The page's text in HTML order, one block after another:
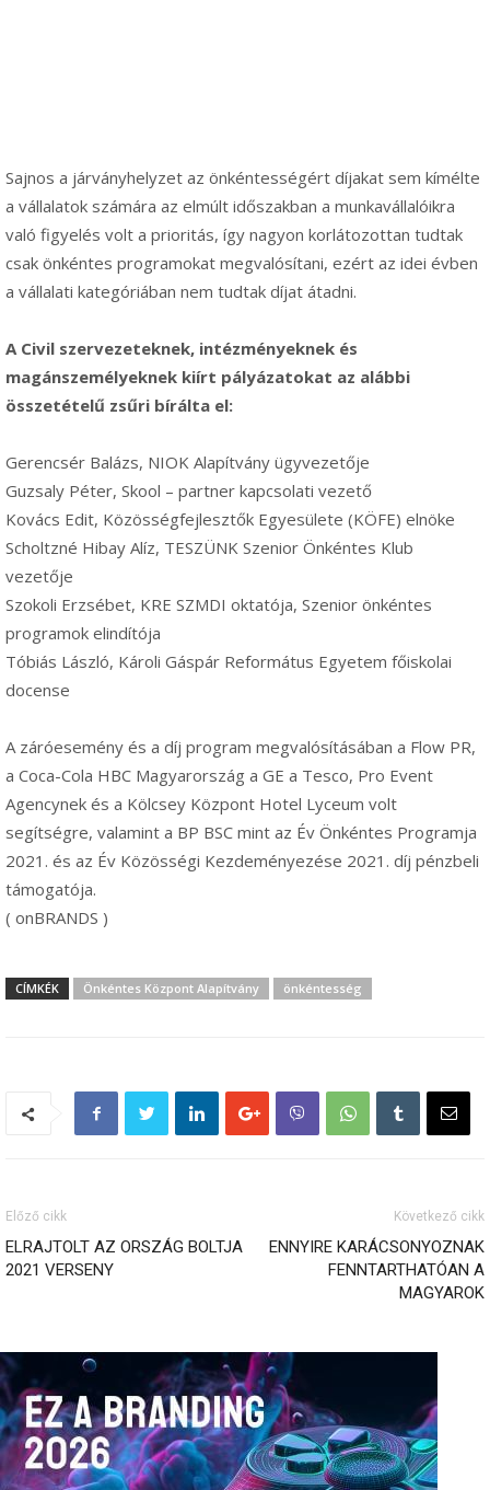
Sajnos a járványhelyzet az önkéntességért díjakat sem kímélte
a vállalatok számára az elmúlt időszakban a munkavállalóikra
való figyelés volt a prioritás, így nagyon korlátozottan tudtak
csak önkéntes programokat megvalósítani, ezért az idei évben
a vállalati kategóriában nem tudtak díjat átadni.
A Civil szervezeteknek, intézményeknek és
magánszemélyeknek kiírt pályázatokat az alábbi
összetételű zsűri bírálta el:
Gerencsér Balázs, NIOK Alapítvány ügyvezetője
Guzsaly Péter, Skool – partner kapcsolati vezető
Kovács Edit, Közösségfejlesztők Egyesülete (KÖFE) elnöke
Scholtzné Hibay Alíz, TESZÜNK Szenior Önkéntes Klub
vezetője
Szokoli Erzsébet, KRE SZMDI oktatója, Szenior önkéntes
programok elindítója
Tóbiás László, Károli Gáspár Református Egyetem főiskolai
docense
A záróesemény és a díj program megvalósításában a Flow PR,
a Coca-Cola HBC Magyarország a GE a Tesco, Pro Event
Agencynek és a Kölcsey Központ Hotel Lyceum volt
segítségre, valamint a BP BSC mint az Év Önkéntes Programja
2021. és az Év Közösségi Kezdeményezése 2021. díj pénzbeli
támogatója.
( onBRANDS )
CÍMKÉK Önkéntes Központ Alapítvány önkéntesség
Előző cikk
ELRAJTOLT AZ ORSZÁG BOLTJA
2021 VERSENY
Következő cikk
ENNYIRE KARÁCSONYOZNAK
FENNTARTHATÓAN A
MAGYAROK